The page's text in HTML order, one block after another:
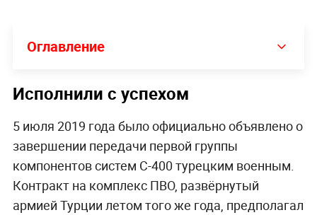
Оглавление
Исполнили с успехом
5 июля 2019 года было официально объявлено о
завершении передачи первой группы
компонентов систем С-400 турецким военным.
Контракт на комплекс ПВО, развёрнутый
армией Турции летом того же года, предполагал